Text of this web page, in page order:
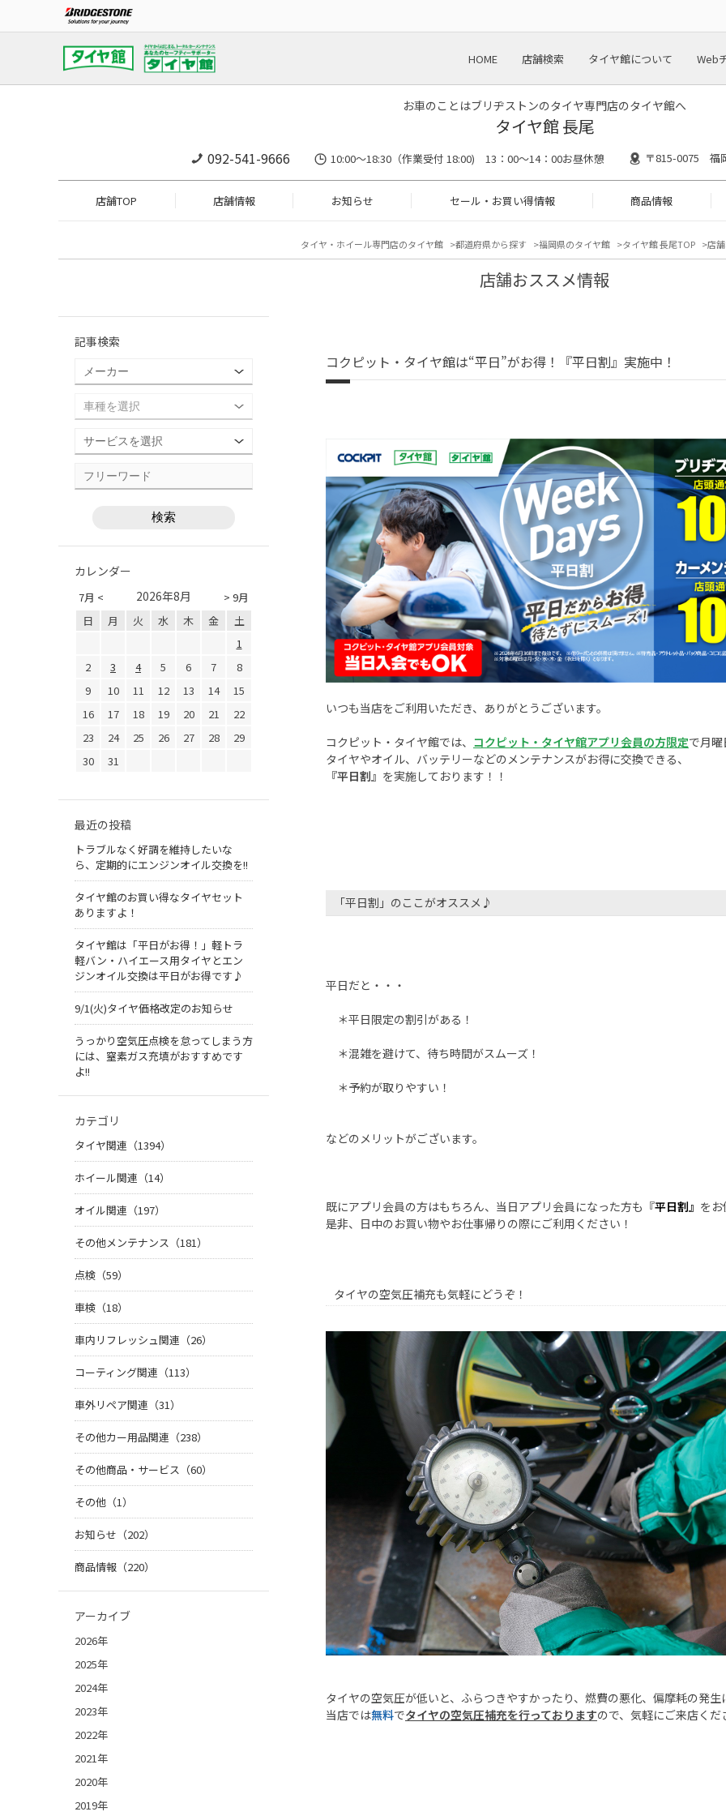
HOME 店舗検索 タイヤ館について Web
お車のことはブリヂストンのタイヤ専門店のタイヤ館へ
タイヤ館 長尾
092-541-9666 10:00～18:30（作業受付 18:00) 13：00～14：00お昼休憩 〒815-0075 福
店舗TOP 店舗情報 お知らせ セール・お買い得情報 商品情報
タイヤ・ホイール専門店のタイヤ館 都道府県から探す 福岡県のタイヤ館 タイヤ館 長尾TOP 店
店舗おススメ情報
コクピット・タイヤ館は“平日”がお得！『平日割』実施中！
いつも当店をご利用いただき、ありがとうございます。
コクピット・タイヤ館では、 コクピット・タイヤ館アプリ会員の方限定で月曜
タイヤやオイル、 バッテリーなどの メンテナンスがお得に交換できる、
『平日割』 を実施しております！！
「平日割」のここがオススメ♪
平日だと・・・
＊平日限定の割引がある！
＊混雑を避けて、待ち時間がスムーズ！
＊予約が取りやすい！
などのメリットがございます。
既にアプリ会員の方はもちろん、当日アプリ会員になった方も『平日割』 をお
是非、日中のお買い物やお仕事帰りの際にご利用ください！
タイヤの空気圧補充も気軽にどうぞ！
タイヤの空気圧が低いと、ふらつきやすかったり、燃費の悪化、偏摩耗の発生
当店では無料でタイヤの空気圧補充を行っておりますので、気軽にご来店くだ
記事検索
カレンダー
7月 < > 9月
2026年8月
日 月 火 水 木 金
土
1
2
3 4 5 6 7
8
9
10 11 12 13 14
15
16
17 18 19 20 21
22
23
24 25 26 27 28
29
30
31
最近の投稿
トラブルなく好調を維持したいな
ら、定期的にエンジンオイル交換を!!
タイヤ館のお買い得なタイヤセット
ありますよ！
タイヤ館は「平日がお得！」軽トラ
軽バン・ハイエース用タイヤとエン
ジンオイル交換は平日がお得です♪
9/1(火)タイヤ価格改定のお知らせ
うっかり空気圧点検を怠ってしまう方
には、窒素ガス充填がおすすめです
よ!!
カテゴリ
タイヤ関連（1394）
ホイール関連（14）
オイル関連（197）
その他メンテナンス（181）
点検（59）
車検（18）
車内リフレッシュ関連（26）
コーティング関連（113）
車外リペア関連（31）
その他カー用品関連（238）
その他商品・サービス（60）
その他（1）
お知らせ（202）
商品情報（220）
アーカイブ
2026年
2025年
2024年
2023年
2022年
2021年
2020年
2019年